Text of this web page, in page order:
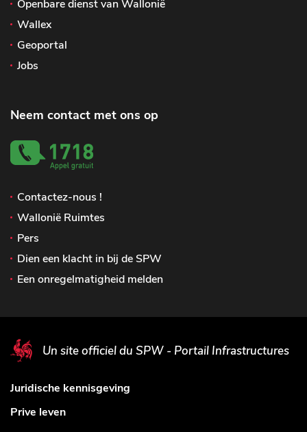
Openbare dienst van Wallonië
Wallex
Geoportal
Jobs
Neem contact met ons op
Contactez-nous !
Wallonië Ruimtes
Pers
Dien een klacht in bij de SPW
Een onregelmatigheid melden
Un site officiel du SPW - Portail Infrastructures
Juridische kennisgeving
Prive leven